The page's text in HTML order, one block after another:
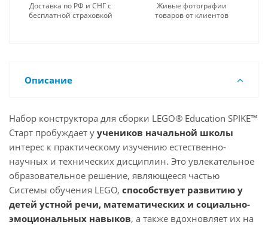
Доставка по РФ и СНГ с
бесплатной страховкой
Живые фотографии
товаров от клиентов
Описание
Набор конструктора для сборки LEGO® Education SPIKE™
Старт пробуждает у учеников начальной школы
интерес к практическому изучению естественно-
научных и технических дисциплин. Это увлекательное
образовательное решение, являющееся частью
Системы обучения LEGO, способствует развитию у
детей устной речи, математических и социально-
эмоциональных навыков, а также вдохновляет их на